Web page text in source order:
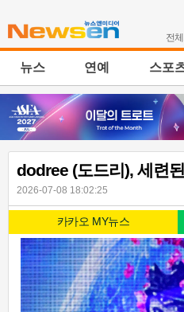
전
뉴스 연예 스포
dodree (도드리), 세련
2026-07-08 18:02:25
카카오 MY뉴스